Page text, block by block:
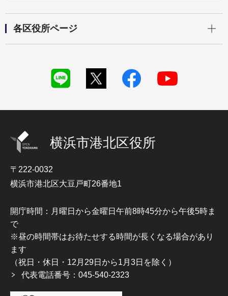
各区役所ページ
横浜市港北区役所
〒222-0032
横浜市港北区大豆戸町26番地1
開庁時間：月曜日から金曜日午前8時45分から午後5時ま
で
※昼の時間帯はお待たせする時間が長くなる場合があり
ます
（祝日・休日・12月29日から1月3日を除く）
代表電話番号：045-540-2323